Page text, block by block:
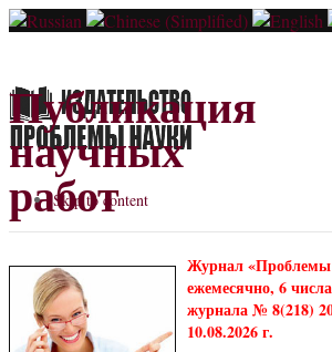
Публикация
научных
работ
Skip to content
Журнал «Проблемы
ежемесячно, 6
журнала № 8(218)
10.08.2026 г.